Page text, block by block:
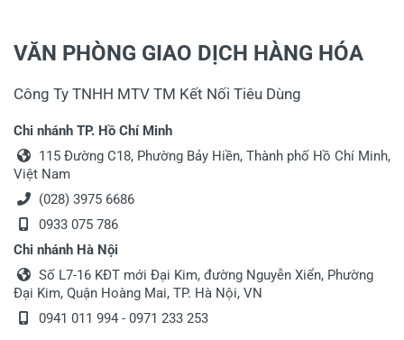
Tư Vấn
Sản phẩm này có sẵn hàng tại Hà Nội k shop ?
06/04/2021
Lò Bích
Tư vấn
khi đặt có phải đặt cọc như các sản phẩm khác
VĂN PHÒNG GIAO DỊCH HÀNG HÓA
Công Ty TNHH MTV TM Kết Nối Tiêu Dùng
Chi nhánh TP. Hồ Chí Minh
115 Đường C18, Phường Bảy Hiền, Thành phố Hồ Chí Minh,
Việt Nam
(028) 3975 6686
0933 075 786
Chi nhánh Hà Nội
Số L7-16 KĐT mới Đại Kim, đường Nguyễn Xiển, Phường
Đại Kim, Quận Hoàng Mai, TP. Hà Nội, VN
0941 011 994 - 0971 233 253